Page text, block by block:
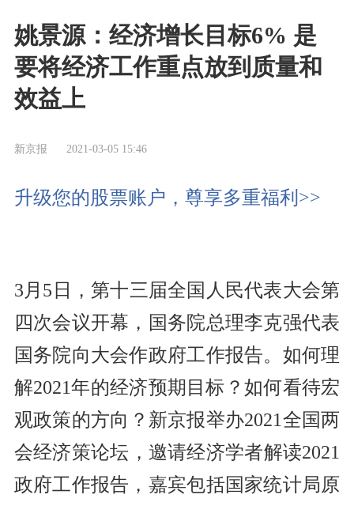
姚景源：经济增长目标6% 是
要将经济工作重点放到质量和
效益上
新京报 2021-03-05 15:46
升级您的股票账户，尊享多重福利>>
3月5日，第十三届全国人民代表大会第
四次会议开幕，国务院总理李克强代表
国务院向大会作政府工作报告。如何理
解2021年的经济预期目标？如何看待宏
观政策的方向？新京报举办2021全国两
会经济策论坛，邀请经济学者解读2021
政府工作报告，嘉宾包括国家统计局原